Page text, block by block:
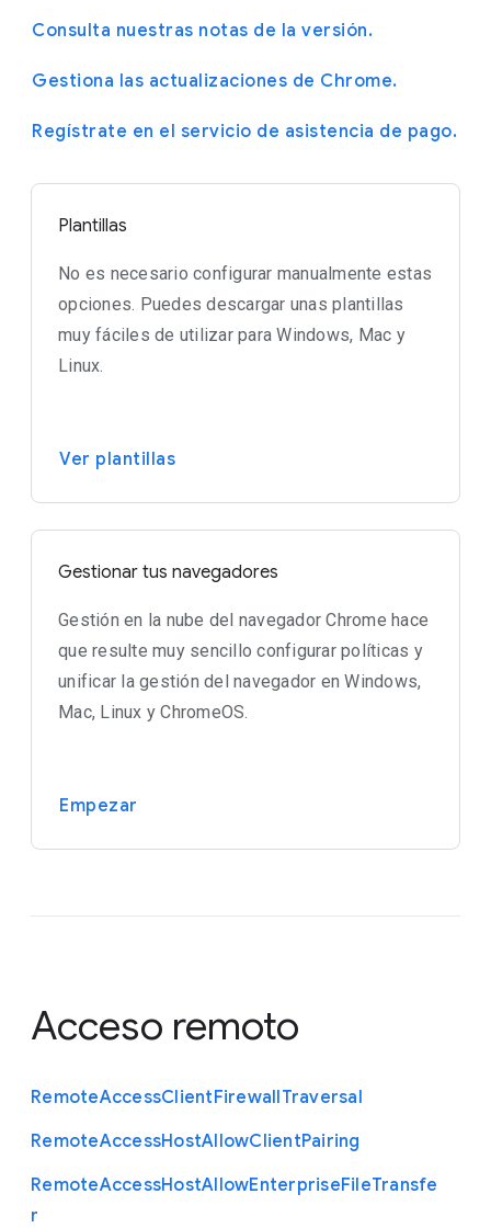
Consulta nuestras notas de la versión.
Gestiona las actualizaciones de Chrome.
Regístrate en el servicio de asistencia de pago.
Plantillas
No es necesario configurar manualmente estas
opciones. Puedes descargar unas plantillas
muy fáciles de utilizar para Windows, Mac y
Linux.
Ver plantillas
Gestionar tus navegadores
Gestión en la nube del navegador Chrome hace
que resulte muy sencillo configurar políticas y
unificar la gestión del navegador en Windows,
Mac, Linux y ChromeOS.
Empezar
Acceso remoto
RemoteAccessClientFirewallTraversal
RemoteAccessHostAllowClientPairing
RemoteAccessHostAllowEnterpriseFileTransfe
r